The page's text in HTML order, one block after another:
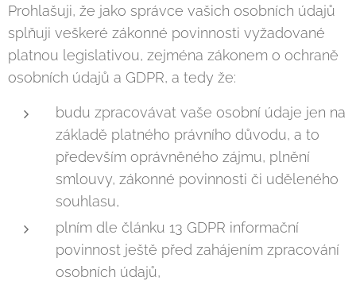
Prohlašuji, že jako správce vašich osobních údajů
splňuji veškeré zákonné povinnosti vyžadované
platnou legislativou, zejména zákonem o ochraně
osobních údajů a GDPR, a tedy že:
budu zpracovávat vaše osobní údaje jen na
základě platného právního důvodu, a to
především oprávněného zájmu, plnění
smlouvy, zákonné povinnosti či uděleného
souhlasu,
plním dle článku 13 GDPR informační
povinnost ještě před zahájením zpracování
osobních údajů,